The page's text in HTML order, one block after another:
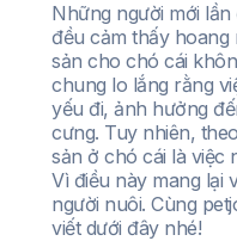
Những người mới
đều cảm thấy hoang
sản cho chó cái
chung lo lắng rằng
yếu đi, ảnh hưởng
cưng. Tuy nhiên,
sản ở chó cái là việc
Vì điều này mang lại
người nuôi. Cùng
viết dưới đây nhé!